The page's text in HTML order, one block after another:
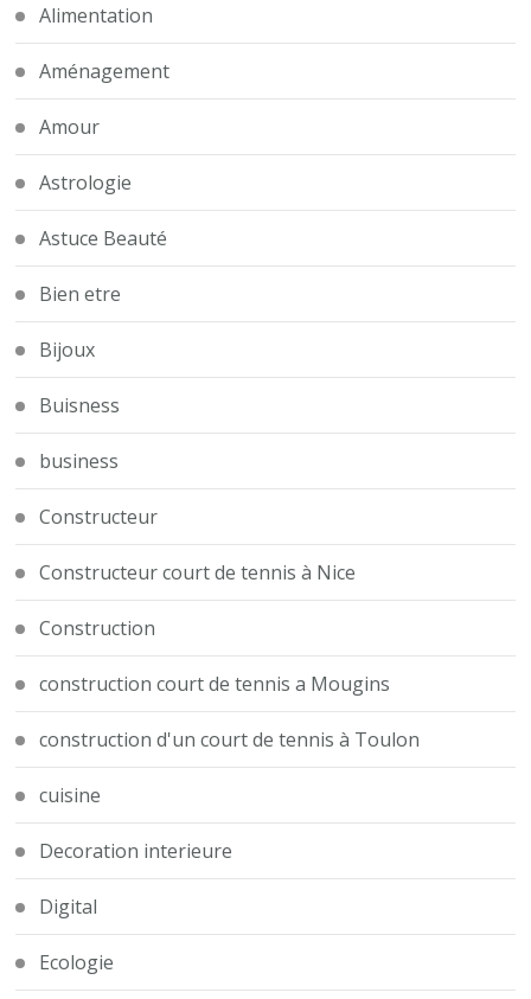
Alimentation
Aménagement
Amour
Astrologie
Astuce Beauté
Bien etre
Bijoux
Buisness
business
Constructeur
Constructeur court de tennis à Nice
Construction
construction court de tennis a Mougins
construction d'un court de tennis à Toulon
cuisine
Decoration interieure
Digital
Ecologie